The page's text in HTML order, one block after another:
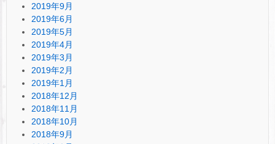
2019年9月
2019年6月
2019年5月
2019年4月
2019年3月
2019年2月
2019年1月
2018年12月
2018年11月
2018年10月
2018年9月